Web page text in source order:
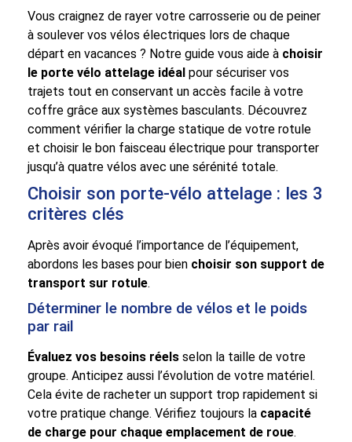
Vous craignez de rayer votre carrosserie ou de peiner
à soulever vos vélos électriques lors de chaque
départ en vacances ? Notre guide vous aide à choisir
le porte vélo attelage idéal pour sécuriser vos
trajets tout en conservant un accès facile à votre
coffre grâce aux systèmes basculants. Découvrez
comment vérifier la charge statique de votre rotule
et choisir le bon faisceau électrique pour transporter
jusqu’à quatre vélos avec une sérénité totale.
Choisir son porte-vélo attelage : les 3
critères clés
Après avoir évoqué l’importance de l’équipement,
abordons les bases pour bien choisir son support de
transport sur rotule.
Déterminer le nombre de vélos et le poids
par rail
Évaluez vos besoins réels selon la taille de votre
groupe. Anticipez aussi l’évolution de votre matériel.
Cela évite de racheter un support trop rapidement si
votre pratique change. Vérifiez toujours la capacité
de charge pour chaque emplacement de roue.